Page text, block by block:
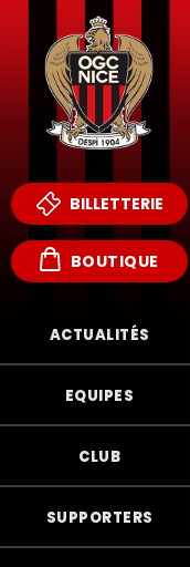
BILLETTERIE
BOUTIQUE
ACTUALITÉS
EQUIPES
CLUB
SUPPORTERS